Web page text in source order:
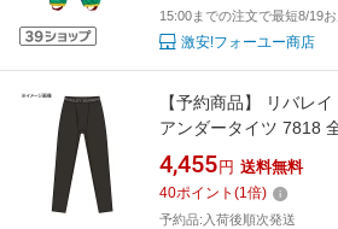
15:00までの注文で最短8/19
激安!フォーユー商店
【予約商品】 リバレ
アンダータイツ 7818
4,455 円 送料無料
40ポイント (1倍)
予約品:入荷後順次発送